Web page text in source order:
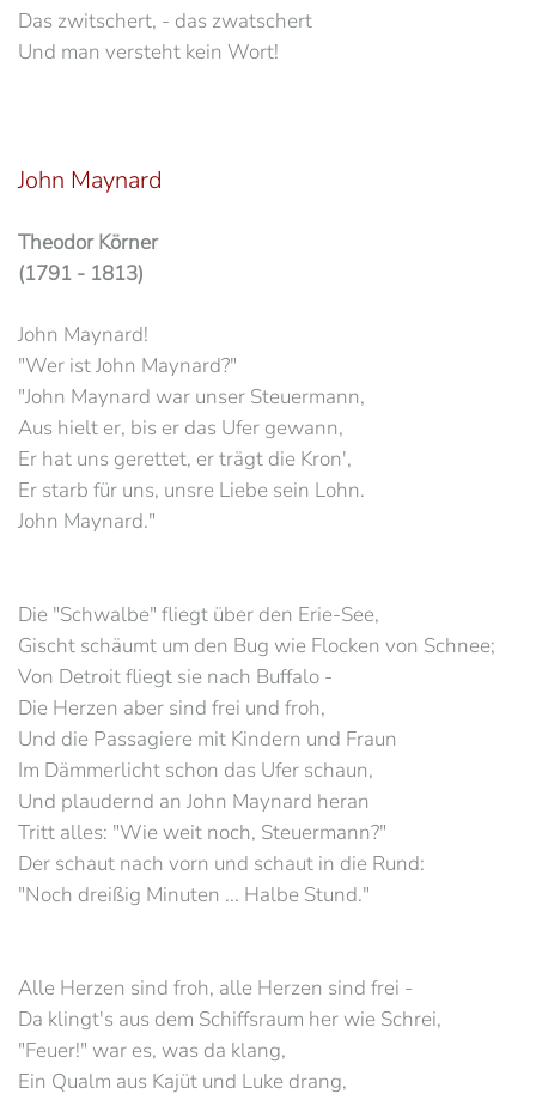
Das zwitschert, - das zwatschert
Und man versteht kein Wort!
John Maynard
Theodor Körner
(1791 - 1813)
John Maynard!
"Wer ist John Maynard?"
"John Maynard war unser Steuermann,
Aus hielt er, bis er das Ufer gewann,
Er hat uns gerettet, er trägt die Kron',
Er starb für uns, unsre Liebe sein Lohn.
John Maynard."
Die "Schwalbe" fliegt über den Erie-See,
Gischt schäumt um den Bug wie Flocken von Schnee;
Von Detroit fliegt sie nach Buffalo -
Die Herzen aber sind frei und froh,
Und die Passagiere mit Kindern und Fraun
Im Dämmerlicht schon das Ufer schaun,
Und plaudernd an John Maynard heran
Tritt alles: "Wie weit noch, Steuermann?"
Der schaut nach vorn und schaut in die Rund:
"Noch dreißig Minuten ... Halbe Stund."
Alle Herzen sind froh, alle Herzen sind frei -
Da klingt's aus dem Schiffsraum her wie Schrei,
"Feuer!" war es, was da klang,
Ein Qualm aus Kajüt und Luke drang,